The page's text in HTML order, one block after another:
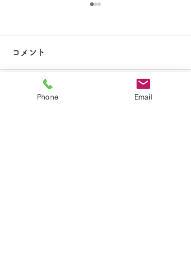
夏休み期間中のお知らせ
コメント
コメントを追加…
Phone Email